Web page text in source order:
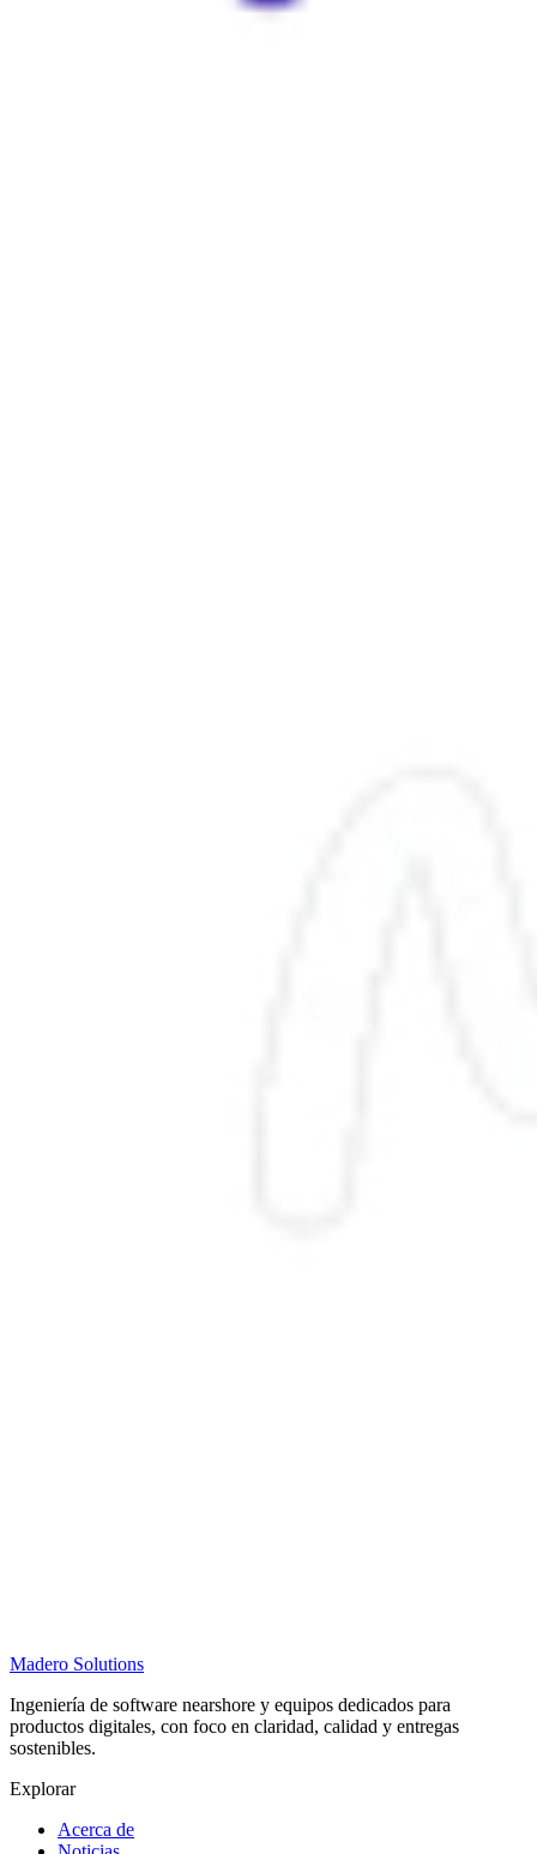
Madero Solutions
Ingeniería de software nearshore y equipos dedicados para
productos digitales, con foco en claridad, calidad y entregas
sostenibles.
Explorar
Acerca de